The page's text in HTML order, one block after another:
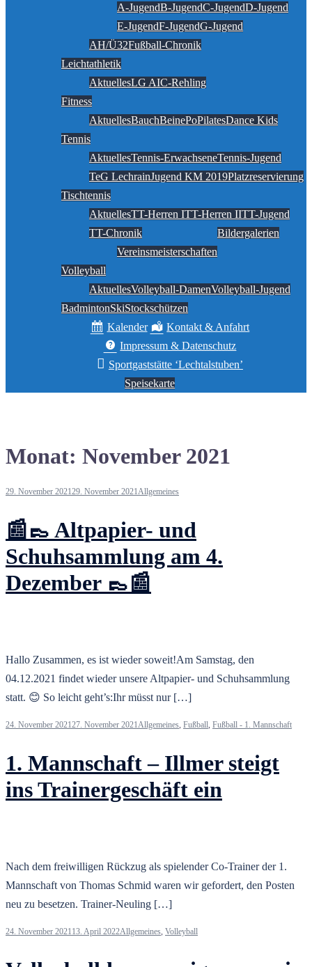
A-JugendB-JugendC-JugendD-Jugend
E-JugendF-JugendG-Jugend
AH/Ü32Fußball-Chronik
Leichtathletik
AktuellesLG AIC-Rehling
Fitness
AktuellesBauchBeinePoPilatesDance Kids
Tennis
AktuellesTennis-ErwachseneTennis-Jugend
TeG LechrainJugend KM 2019Platzreservierung
Tischtennis
AktuellesTT-Herren ITT-Herren IITT-Jugend
TT-Chronik
Vereinsmeisterschaften
Bildergalerien
Volleyball
AktuellesVolleyball-DamenVolleyball-Jugend
BadmintonSkiStockschützen
Kalender
Kontakt & Anfahrt
Impressum & Datenschutz
Sportgaststätte ‘Lechtalstuben’
Speisekarte
Monat: November 2021
29. November 202129. November 2021 Allgemeines
📰👞 Altpapier- und
Schuhsammlung am 4.
Dezember 👞📰
Hallo Zusammen, es ist wieder soweit!Am Samstag, den
04.12.2021 findet wieder unsere Altpapier- und Schuhsammlung
statt. 😊 So leicht geht’s:Ihr müsst nur […]
24. November 202127. November 2021 Allgemeines Fußball Fußball - 1. Mannschaft
1. Mannschaft – Illmer steigt
ins Trainergeschäft ein
Nach dem freiwilligen Rückzug als spielender Co-Trainer der 1.
Mannschaft von Thomas Schmid waren wir gefordert, den Posten
neu zu besetzen. Trainer-Neuling […]
24. November 2021 13. April 2022Allgemeines Volleyball